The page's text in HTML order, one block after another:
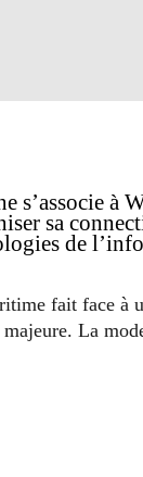
s’associe à
sa
de
fait face à
La